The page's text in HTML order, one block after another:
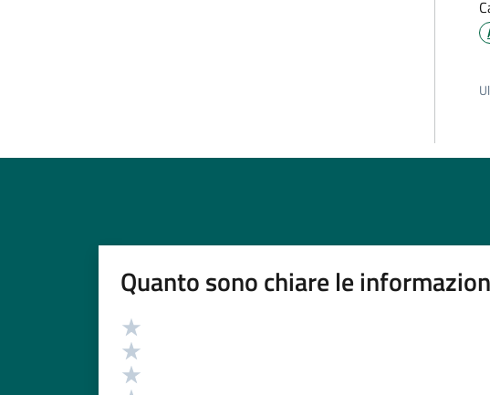
Quanto sono chiare le
Valutazione